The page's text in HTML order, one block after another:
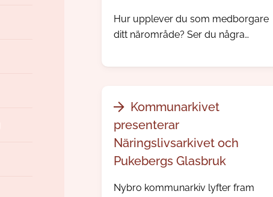
Hur upplever du som medborgare
ditt närområde? Ser du några
dig? Nu skickar vi och polisen ut vår
Kommunarkivet
presenterar
Näringslivsarkivet och
Pukebergs Glasbruk
Nybro kommunarkiv lyfter fram